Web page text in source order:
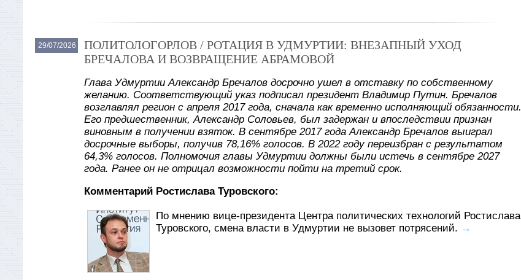
29/07/2026
ПОЛИТОЛОГОРЛОВ / РОТАЦИЯ В УДМУРТИИ: ВНЕЗАПНЫЙ УХОД
БРЕЧАЛОВА И ВОЗВРАЩЕНИЕ АБРАМОВОЙ
Глава Удмуртии Александр Бречалов досрочно ушел в отставку по собственному
желанию. Соответствующий указ подписал президент Владимир Путин. Бречалов
возглавлял регион с апреля 2017 года, сначала как временно исполняющий обязанности.
Его предшественник, Александр Соловьев, был задержан и впоследствии признан
виновным в получении взяток. В сентябре 2017 года Александр Бречалов выиграл
досрочные выборы, получив 78,16% голосов. В 2022 году переизбран с результатом
64,3% голосов. Полномочия главы Удмуртии должны были истечь в сентябре 2027
года. Ранее он не отрицал возможности пойти на третий срок.
Комментарий Ростислава Туровского:
По мнению вице-президента Центра политических технологий Ростислава
Туровского, смена власти в Удмуртии не вызовет потрясений. →